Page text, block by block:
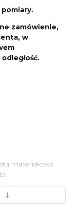
zamówienie,
w
materiałowa